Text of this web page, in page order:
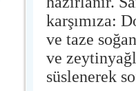
karşımıza:
ve taze
ve
süslenerek